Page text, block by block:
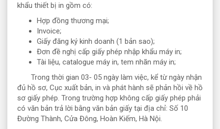
khẩu thiết bị in gồm có:
Hợp đồng thương mại;
Invoice;
Giấy đăng ký kinh doanh (1 bản sao);
Đơn đề nghị cấp giấy phép nhập khẩu máy in;
Tài liệu, catalogue máy in, tem nhãn máy in;
Trong thời gian 03- 05 ngày làm việc, kể từ ngày nhận
đủ hồ sơ, Cục xuất bản, in và phát hành sẽ phản hồi về hồ
sơ giấy phép. Trong trường hợp không cấp giấy phép phải
có văn bản trả lời bằng văn bản giấy tại địa chỉ: Số 10
Đường Thành, Cửa Đông, Hoàn Kiếm, Hà Nội.